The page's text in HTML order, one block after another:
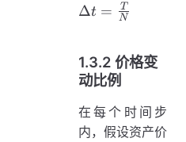
\Delta t
{N}
Δt = N
T
1.3.2 价格变
动比例
在每个时间步
内，假设资产价